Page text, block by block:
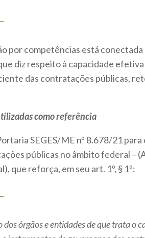
por competências está conectada
diz respeito à capacidade
das contratações públicas,
como referência
SEGES/ME nº 8.678/21
públicas no âmbito federal –
que reforça, em seu art. 1º, § 1º:
órgãos e entidades de que trata o